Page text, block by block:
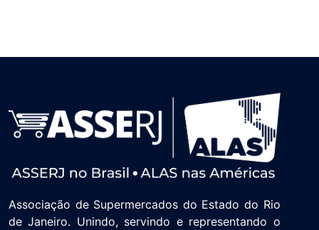
Associação de Supermercados do Estado do Rio
de Janeiro. Unindo, servindo e representando o